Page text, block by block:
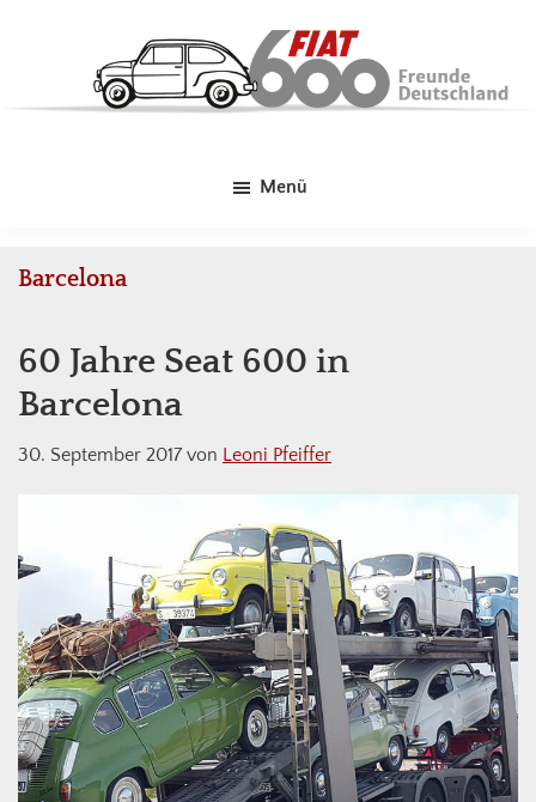
content
Menü
Barcelona
60 Jahre Seat 600 in
Barcelona
30. September 2017 von Leoni Pfeiffer